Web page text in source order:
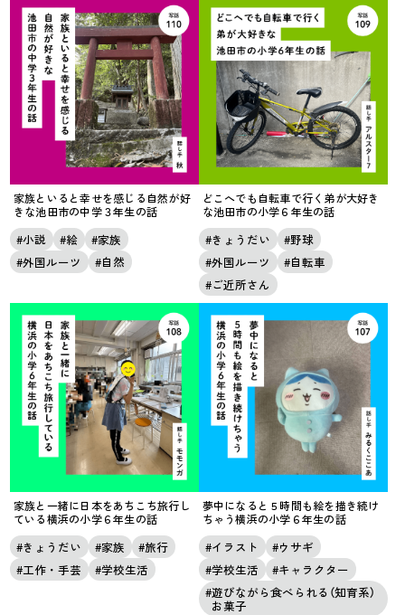
家族といると幸せを感じる自然が好
きな池田市の中学３年生の話
小説 絵
家族
外国ルーツ
自然
どこへでも自転車で行く弟が大好き
な池田市の小学６年生の話
きょうだい
野球
外国ルーツ
自転車
ご近所さん
家族と一緒に日本をあちこち旅行し
ている横浜の小学６年生の話
きょうだい 家族
旅行
工作・手芸
学校生活
夢中になると５時間も絵を描き続け
ちゃう横浜の小学６年生の話
イラスト
ウサギ
学校生活
キャラクター
遊びながら食べられる（知育系）
お菓子